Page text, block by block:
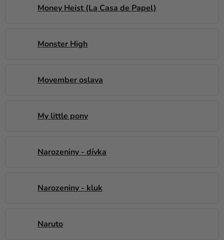
Money Heist (La Casa de Papel)
Monster High
Movember oslava
My little pony
Narozeniny - dívka
Narozeniny - kluk
Naruto